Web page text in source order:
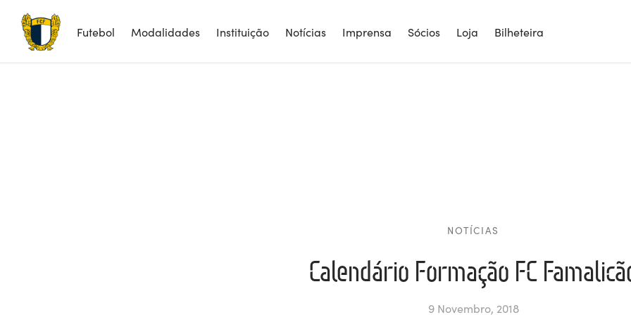
Futebol Modalidades Instituição Notícias Imprensa Sócios Loja Bilheteira
NOTÍCIAS
Calendário Formação FC
9 Novembro, 2018